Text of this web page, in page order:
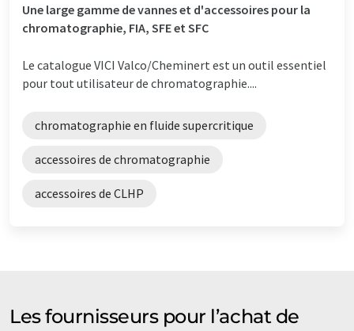
Une large gamme de vannes et d'accessoires pour la
chromatographie, FIA, SFE et SFC
Le catalogue VICI Valco/Cheminert est un outil essentiel
pour tout utilisateur de chromatographie....
chromatographie en fluide supercritique
accessoires de chromatographie
accessoires de CLHP
Les fournisseurs pour l’achat de